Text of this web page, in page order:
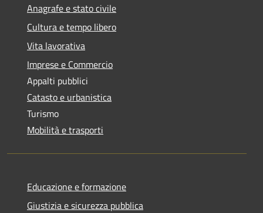
Anagrafe e stato civile
Cultura e tempo libero
Vita lavorativa
Imprese e Commercio
Appalti pubblici
Catasto e urbanistica
Turismo
Mobilità e trasporti
Educazione e formazione
Giustizia e sicurezza pubblica